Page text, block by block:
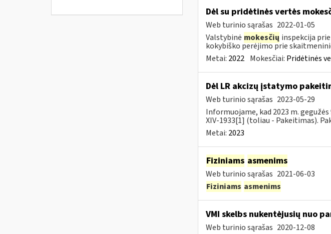
Dėl su pridėtinės vertės
Web turinio sąrašas 2022-01-05
Valstybinė mokesčių inspekcija
kokybiško perėjimo prie
Metai: 2022 Mokesčiai: Pridėtinės
Dėl LR akcizų įstatymo
Web turinio sąrašas 2023-05-29
Informuojame, kad 2023 m.
XIV-1933[1] (toliau - Pakeitimas).
Metai: 2023
Fiziniams asmenims
Web turinio sąrašas 2021-06-03
Fiziniams asmenims
VMI skelbs nukentėjusių nuo
Web turinio sąrašas 2020-12-08